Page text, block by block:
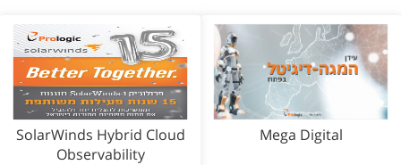
Mega Digital
SolarWinds Hybrid Cloud
Observability